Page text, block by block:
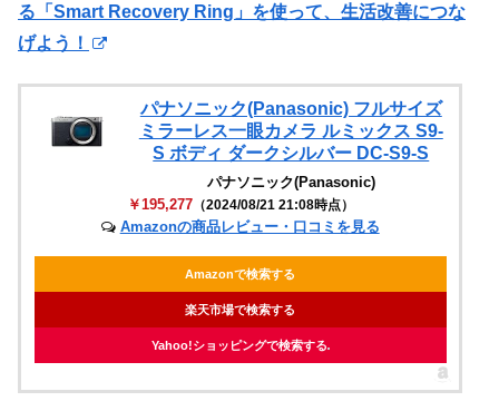
る「Smart Recovery Ring」を使って、生活改善につな
げよう！
パナソニック(Panasonic) フルサイズ
ミラーレス一眼カメラ ルミックス S9-
S ボディ ダークシルバー DC-S9-S
パナソニック(Panasonic)
￥195,277（2024/08/21 21:08時点）
Amazonの商品レビュー・口コミを見る
Amazonで検索する
楽天市場で検索する
Yahoo!ショッピングで検索する